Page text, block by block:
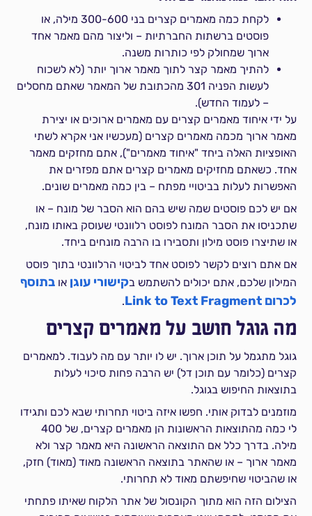
לקחת כמה מאמרים קצרים בני 300-600 מילה, או
פוסטים ברשתות החברתיות – וליצור מהם מאמר אחד
ארוך שמחולק לפי כותרות משנה.
להתיך מאמר קצר לתוך מאמר ארוך יותר (לא לשכוח
לעשות הפניה 301 מהכתובת של המאמר שאתם מחסלים
– לעמוד החדש).
על ידי איחוד מאמרים קצרים עם מאמרים ארוכים או יצירת
מאמר ארוך מכמה מאמרים קצרים (מעכשיו אני אקרא לשתי
האופציות האלה ביחד "איחוד מאמרים"), אתם מחזקים מאמר
אחד. כשאתם מחזיקים מאמרים קצרים אתם מפזרים את
האפשרות לעלות בביטויי מפתח – בין כמה מאמרים שונים.
אם יש לכם פוסטים שמה שיש בהם הוא הסבר של מונח – או
שתכניסו את הסבר המונח לפוסט רלוונטי שעוסק באותו מונח,
או שתיצרו פוסט מילון ותסבירו בו הרבה מונחים ביחד.
אם אתם רוצים לקשר לפוסט אחד לביטוי הרלוונטי בתוך פוסט
המילון שלכם, אתם יכולים להשתמש בקישורי עוגן אובתוסף
לכרום Link to Text Fragment
.
מה גוגל חושב על מאמרים קצרים
גוגל מתגמל על תוכן ארוך. יש לו יותר עם מה לעבוד. למאמרים
קצרים (כלומר עם תוכן דל) יש הרבה פחות סיכוי לעלות
בתוצאות החיפוש בגוגל.
מוזמנים לבדוק אותי. חפשו איזה ביטוי תחרותי שבא לכם ותגידו
לי כמה מהתוצאות הראשונות הן מאמרים קצרים, של 400
מילה. בדרך כלל אם התוצאה הראשונה היא מאמר קצר ולא
מאמר ארוך – או שהאתר בתוצאה הראשונה מאוד (מאוד) חזק,
או שהביטוי שחיפשתם מאוד לא תחרותי.
הצילום הזה הוא מתוך הקונסול של אתר הלקוח שאיתו פתחתי